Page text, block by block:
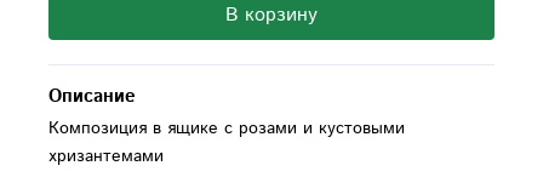
В корзину
Описание
Композиция в ящике с розами и кустовыми
хризантемами